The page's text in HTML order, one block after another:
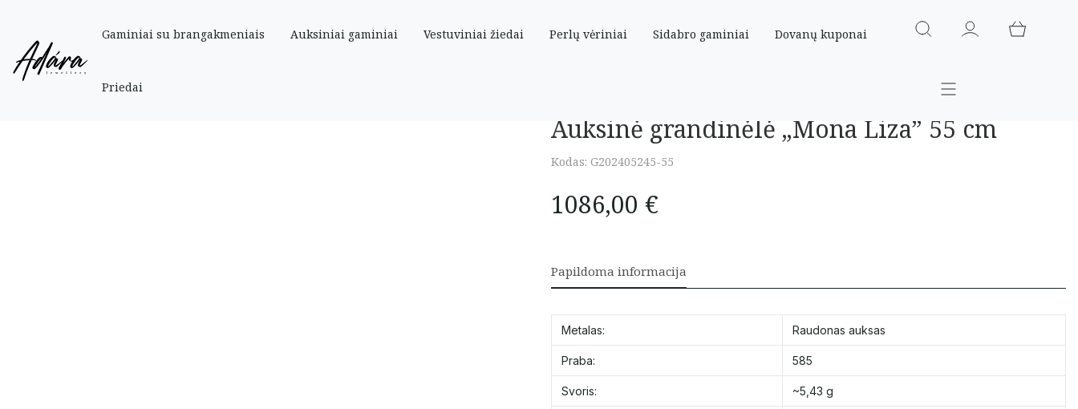
Gaminiai su brangakmeniais Auksiniai gaminiai Vestuviniai žiedai Perlų vėriniai Sidabro gaminiai Dovanų kuponai
Priedai
Pradinis Parduotuve » Auksiniai
Auksinė grandinėlė „Mona Liza” 55 cm
Kodas: G202405245-55
1086,00 €
Papildoma informacija
Metalas: Raudonas auksas
Praba: 585
Svoris: ~5,43 g